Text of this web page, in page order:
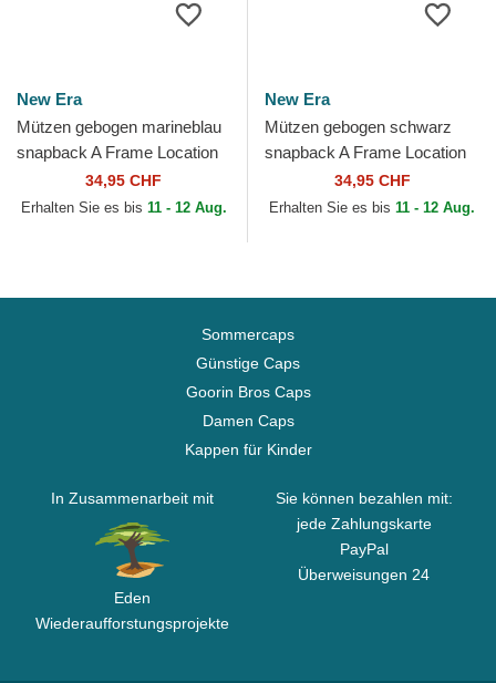
New Era
Mützen gebogen marineblau
snapback A Frame Location
der Los Angeles Ciudades y
Playas California...
34,95 CHF
Erhalten Sie es bis 11 - 12 Aug.
New Era
Mützen gebogen schwarz
snapback A Frame Location
der Austin Ciudades y Playas
Texas von New Era
34,95 CHF
Erhalten Sie es bis 11 - 12 Aug.
Sommercaps
Günstige Caps
Goorin Bros Caps
Damen Caps
Kappen für Kinder
In Zusammenarbeit mit
Eden
Wiederaufforstungsprojekte
Sie können bezahlen mit:
jede Zahlungskarte
PayPal
Überweisungen 24